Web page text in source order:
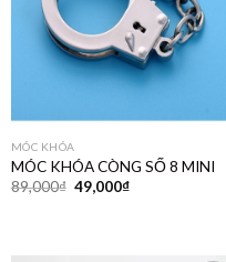
MÓC KHÓA
MÓC KHÓA CÒNG SỐ 8 MINI
89,000₫ 49,000₫